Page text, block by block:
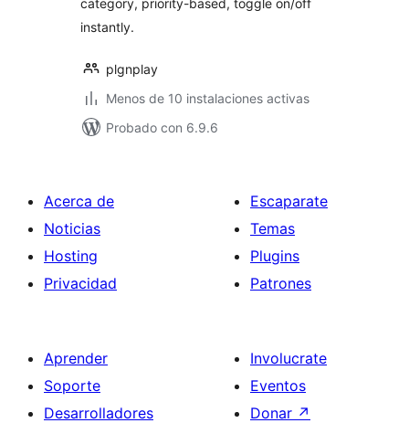
category, priority-based, toggle on/off
instantly.
plgnplay
Menos de 10 instalaciones activas
Probado con 6.9.6
Acerca de
Noticias
Hosting
Privacidad
Escaparate
Temas
Plugins
Patrones
Aprender
Soporte
Desarrolladores
Involucrate
Eventos
Donar ↗